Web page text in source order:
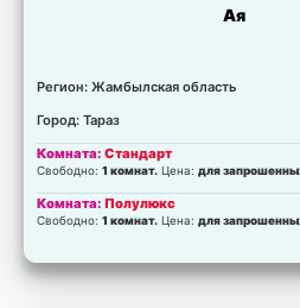
Ая
Регион: Жамбылская область
Город: Тараз
Комната:Стандарт
Свободно:1 комнат. Цена:для
Комната:Полулюкс
Свободно:1 комнат. Цена:для